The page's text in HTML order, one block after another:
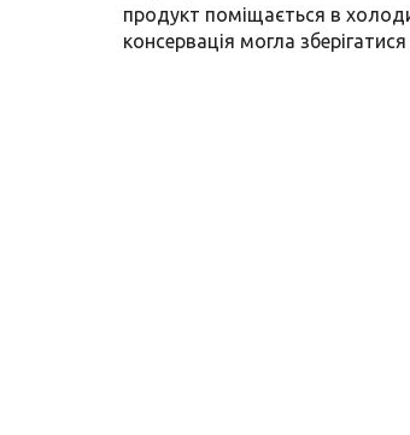
продукт поміщається в
консервація могла